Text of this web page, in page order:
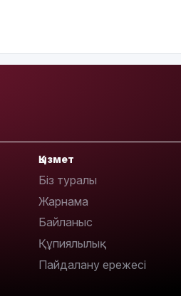
Қызмет
Біз туралы
Жарнама
Байланыс
Құпиялылық
Пайдалану ережесі